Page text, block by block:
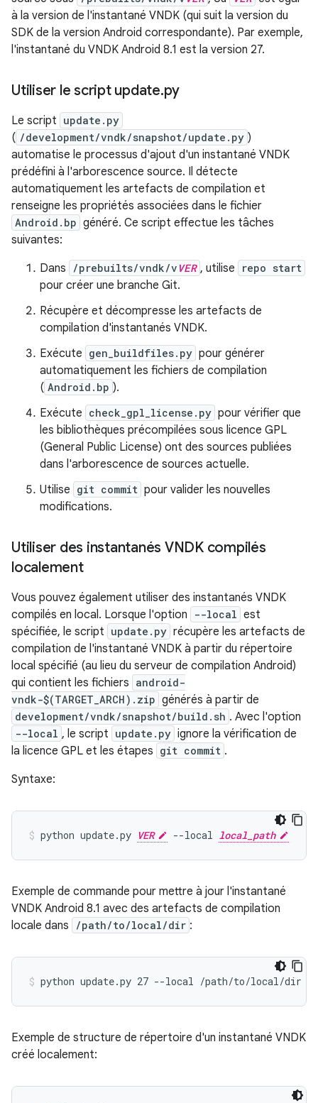
à la version de l'instantané VNDK (qui suit la version du
SDK de la version Android correspondante). Par exemple,
l'instantané du VNDK Android 8.1 est la version 27.
Utiliser le script update.py
Le script update.py
( /development/vndk/snapshot/update.py )
automatise le processus d'ajout d'un instantané VNDK
prédéfini à l'arborescence source. Il détecte
automatiquement les artefacts de compilation et
renseigne les propriétés associées dans le fichier
Android.bp généré. Ce script effectue les tâches
suivantes:
Dans
/prebuilts/vndk/v VER , utilise repo start
pour créer une branche Git.
Récupère et décompresse les artefacts de
compilation d'instantanés VNDK.
Exécute gen_buildfiles.py pour générer
automatiquement les fichiers de compilation
( Android.bp ).
Exécute check_gpl_license.py pour vérifier que
les bibliothèques précompilées sous licence GPL
(General Public License) ont des sources publiées
dans l'arborescence de sources actuelle.
Utilise git commit pour valider les nouvelles
modifications.
Utiliser des instantanés VNDK compilés
localement
Vous pouvez également utiliser des instantanés VNDK
compilés en local. Lorsque l'option
--local est
spécifiée, le script update.py récupère les artefacts de
compilation de l'instantané VNDK à partir du répertoire
local spécifié (au lieu du serveur de compilation Android)
qui contient les fichiers android-
vndk-$(TARGET_ARCH).zip générés à partir de
development/vndk/snapshot/build.sh . Avec l'option
--local , le script update.py ignore la vérification de
la licence GPL et les étapes git commit .
Syntaxe:
python update.py VER --local local_path
Exemple de commande pour mettre à jour l'instantané
VNDK Android 8.1 avec des artefacts de compilation
locale dans
/path/to/local/dir :
Exemple de structure de répertoire d'un instantané VNDK
créé localement: